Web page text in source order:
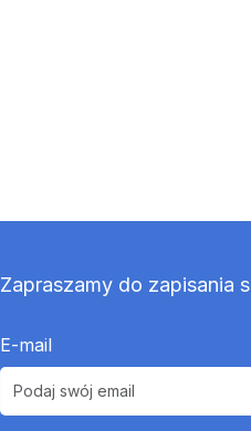
Zapraszamy do zapisania
E-mail